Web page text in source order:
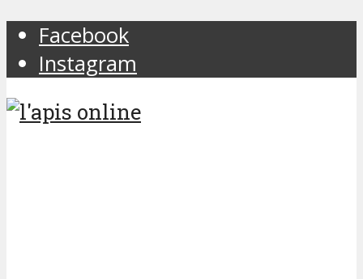
Facebook
Instagram